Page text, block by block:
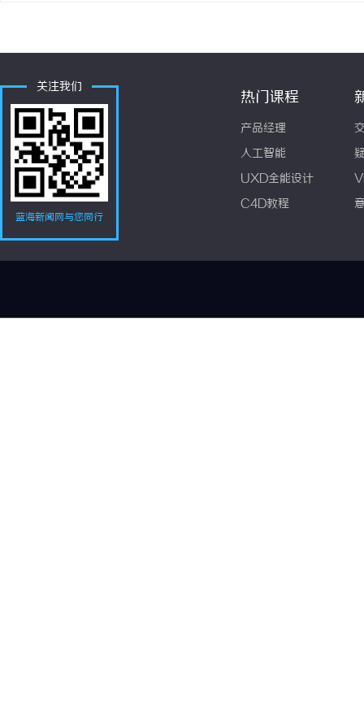
关注我们
蓝海新闻网与您同行
热门课程
产品经理
人工智能
UXD全能设计
C4D教程